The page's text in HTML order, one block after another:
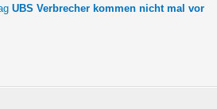
UBS Verbrecher kommen nicht mal vor